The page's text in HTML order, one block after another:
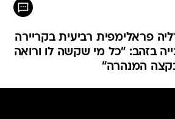
פראלימפית רביעית בקריירה
בזהב: "כל מי שקשה לו ורואה
המנהרה"